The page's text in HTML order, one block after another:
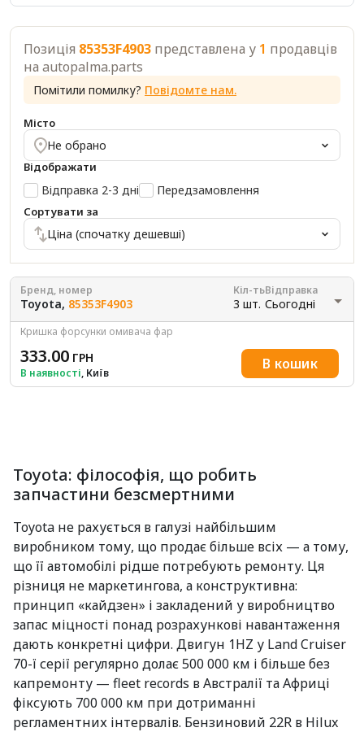
Позиція 85353F4903 представлена у 1 продавців
на autopalma.parts
Помітили помилку? Повідомте нам.
Місто
Не обрано
Відображати
Відправка 2-3 дні Передзамовлення
Сортувати за
Ціна (спочатку дешевші)
Бренд, номер
Toyota, 85353F4903
Кіл-ть
3 шт.
Відправка
Сьогодні
Кришка форсунки омивача фар
333.00 ГРН
В наявності, Київ
В кошик
Toyota: філософія, що робить
запчастини безсмертними
Toyota не рахується в галузі найбільшим
виробником тому, що продає більше всіх — а тому,
що її автомобілі рідше потребують ремонту. Ця
різниця не маркетингова, а конструктивна:
принцип «кайдзен» і закладений у виробництво
запас міцності понад розрахункові навантаження
дають конкретні цифри. Двигун 1HZ у Land Cruiser
70-ї серії регулярно долає 500 000 км і більше без
капремонту — fleet records в Австралії та Африці
фіксують 700 000 км при дотриманні
регламентних інтервалів. Бензиновий 22R в Hilux